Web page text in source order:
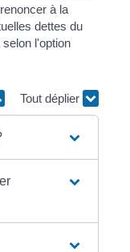
à la
dettes du
l'option
Tout déplier